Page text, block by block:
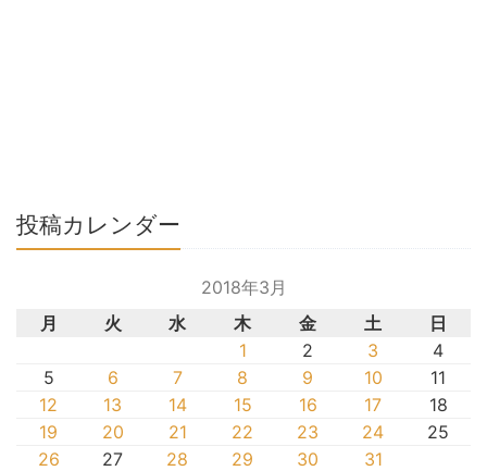
投稿カレンダー
2018年3月
月
火 水 木 金 土
日
1
2 3
4
5
6 7 8 9 10
11
12
13 14 15 16 17
18
19
20 21 22 23 24
25
26
27 28 29 30
31